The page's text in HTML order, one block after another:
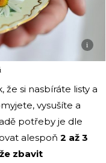
i
že si nasbíráte listy a
vysušíte a
potřeby je dle
alespoň 2 až 3
zbavit